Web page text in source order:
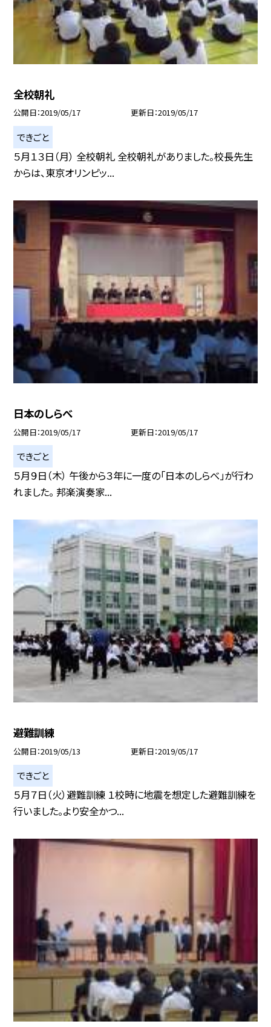
全校朝礼
公開日 2019/05/17 更新日 2019/05/17
できごと
５月１３日（月） 全校朝礼 全校朝礼がありました。校長先生
からは、東京オリンピッ...
日本のしらべ
公開日 2019/05/17 更新日 2019/05/17
できごと
５月９日（木） 午後から３年に一度の「日本のしらべ」が行わ
れました。 邦楽演奏家...
避難訓練
公開日 2019/05/13 更新日 2019/05/17
できごと
５月７日（火）避難訓練 １校時に地震を想定した避難訓練を
行いました。より安全かつ...